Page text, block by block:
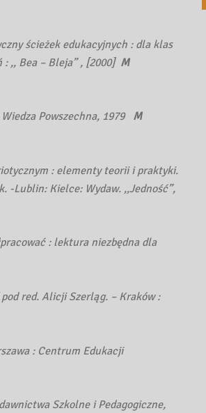
ścieżek edukacyjnych : dla klas
,, Bea – Bleja” , [2000] M
Powszechna, 1979
M
: elementy teorii i praktyki.
-Lublin: Kielce: Wydaw. ,,Jedność”,
: lektura niezbędna dla
red. Alicji Szerląg. – Kraków :
: Centrum Edukacji
Szkolne i Pedagogiczne,